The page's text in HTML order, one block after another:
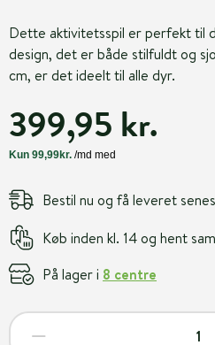
Dette aktivitetsspil er perfekt til
design, det er både stilfuldt og
cm, er det ideelt til alle dyr.
399,95 kr.
Bestil nu og få leveret
Køb inden kl. 14 og hent
På lager i 8 centre